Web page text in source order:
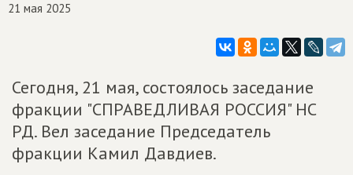
21 мая 2025
Сегодня, 21 мая, состоялось заседание
фракции "СПРАВЕДЛИВАЯ РОССИЯ" НС
РД. Вел заседание Председатель
фракции Камил Давдиев.